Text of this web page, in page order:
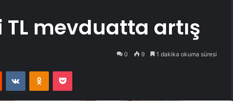
mevduatta artış
0 9 1 dakika okuma süresi
Reddit VKontakteOdnoklassniki
Pocket